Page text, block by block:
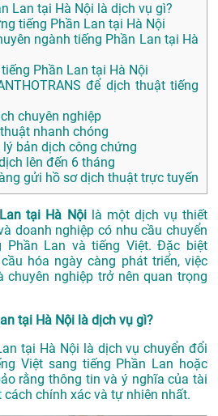
Lan tại Hà Nội là dịch vụ gì?
tiếng Phần Lan tại Hà Nội
ngành tiếng Phần Lan tại Hà
Phần Lan tại Hà Nội
để dịch thuật tiếng
chuyên nghiệp
nhanh chóng
bản dịch công chứng
lên đến 6 tháng
gửi hồ sơ dịch thuật trực tuyến
tại Hà Nộilà một dịch vụ thiết
doanh nghiệp có nhu cầu chuyển
Lan và tiếng Việt. Đặc biệt
hóa ngày càng phát triển, việc
chuyên nghiệp trở nên quan trọng
tại Hà Nội là dịch vụ gì?
tại Hà Nội là dịch vụ chuyển đổi
Việt sang tiếng Phần Lan hoặc
rằng thông tin và ý nghĩa của tài
cách chính xác và tự nhiên nhất.